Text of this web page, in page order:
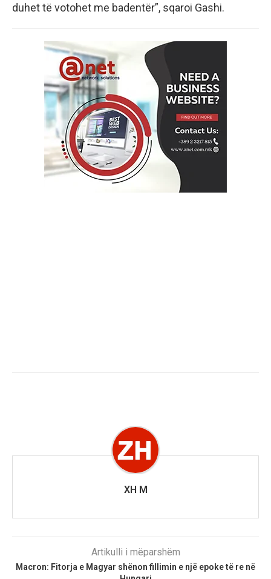
duhet të votohet me badentër”, sqaroi Gashi.
XH M
Artikulli i mëparshëm
Macron: Fitorja e Magyar shënon fillimin e një epoke të re në